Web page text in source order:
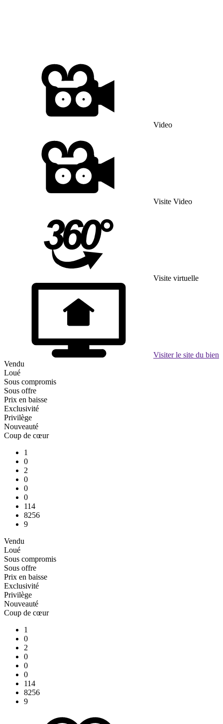
Video
Visite Video
Visite virtuelle
Visiter le site du bien
Vendu
Loué
Sous compromis
Sous offre
Prix en baisse
Exclusivité
Privilège
Nouveauté
Coup de cœur
1
0
2
0
0
0
114
8256
9
Vendu
Loué
Sous compromis
Sous offre
Prix en baisse
Exclusivité
Privilège
Nouveauté
Coup de cœur
1
0
2
0
0
0
114
8256
9